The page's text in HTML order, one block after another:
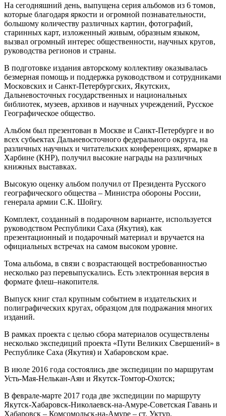
На сегодняшний день, выпущена серия альбомов из 6 томов,
которые благодаря яркости и огромной познавательности,
большому количеству различных картин, фотографий,
старинных карт, изложенный живым, образным языком,
вызвал огромный интерес общественности, научных кругов,
руководства регионов и страны.
В подготовке издания авторскому коллективу оказывалась
безмерная помощь и поддержка руководством и сотрудниками
Московских и Санкт-Петербургских, Якутских,
Дальневосточных государственных и национальных
библиотек, музеев, архивов и научных учреждений, Русское
Географическое общество.
Альбом был презентован в Москве и Санкт-Петербурге и во
всех субьектах Дальневосточного федерального округа, на
различных научных и читательских конференциях, ярмарке в
Харбине (КНР), получил высокие награды на различных
книжных выставках.
Высокую оценку альбом получил от Президента Русского
географического общества – Министра обороны России,
генерала армии С.К. Шойгу.
Комплект, созданный в подарочном варианте, используется
руководством Республики Саха (Якутия), как
презентационный и подарочный материал и вручается на
официальных встречах на самом высоком уровне.
Тома альбома, в связи с возрастающей востребованностью
несколько раз перевыпускались. Есть электронная версия в
формате флеш–накопителя.
Выпуск книг стал крупным событием в издательских и
полиграфических кругах, образцом для подражания многих
изданий.
В рамках проекта с целью сбора материалов осуществлены
несколько экспедиций проекта «Пути Великих Свершений» в
Республике Саха (Якутия) и Хабаровском крае.
В июле 2016 года состоялись две экспедиции по маршрутам
Усть-Мая-Нелькан-Аян и Якутск-Томтор-Охотск;
В феврале-марте 2017 года две экспедиции по маршруту
Якутск-Хабаровск-Николаевск-на-Амуре-Советская Гавань и
Хабаровск – Комсомольск-на-Амуре – ст. Уктур.